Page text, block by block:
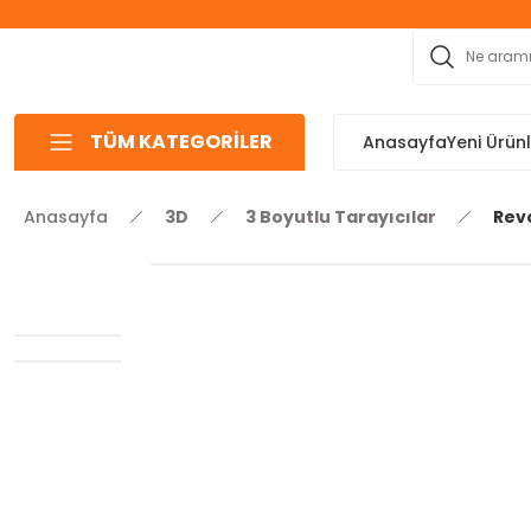
TÜM KATEGORİLER AnasayfaYeni
Anasayfa 3D 3 Boyutlu Tarayıcılar